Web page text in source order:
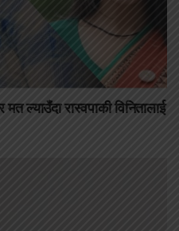
ल्याउँदा रास्वपाकी विनितालाई